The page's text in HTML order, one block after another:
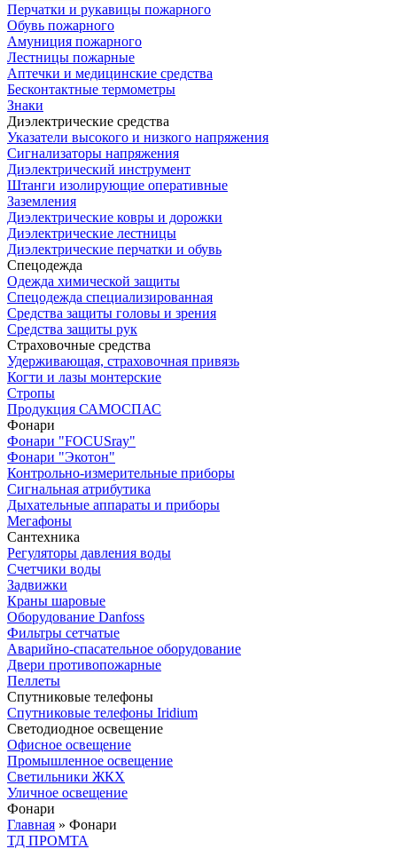
Перчатки и рукавицы пожарного
Обувь пожарного
Амуниция пожарного
Лестницы пожарные
Аптечки и медицинские средства
Бесконтактные термометры
Знаки
Диэлектрические средства
Указатели высокого и низкого напряжения
Сигнализаторы напряжения
Диэлектрический инструмент
Штанги изолирующие оперативные
Заземления
Диэлектрические ковры и дорожки
Диэлектрические лестницы
Диэлектрические перчатки и обувь
Спецодежда
Одежда химической защиты
Спецодежда специализированная
Средства защиты головы и зрения
Средства защиты рук
Страховочные средства
Удерживающая, страховочная привязь
Когти и лазы монтерские
Стропы
Продукция САМОСПАС
Фонари
Фонари "FOCUSray"
Фонари "Экотон"
Контрольно-измерительные приборы
Сигнальная атрибутика
Дыхательные аппараты и приборы
Мегафоны
Сантехника
Регуляторы давления воды
Счетчики воды
Задвижки
Краны шаровые
Оборудование Danfoss
Фильтры сетчатые
Аварийно-спасательное оборудование
Двери противопожарные
Пеллеты
Спутниковые телефоны
Спутниковые телефоны Iridium
Светодиодное освещение
Офисное освещение
Промышленное освещение
Светильники ЖКХ
Уличное освещение
Фонари
Главная » Фонари
ТД ПРОМТА